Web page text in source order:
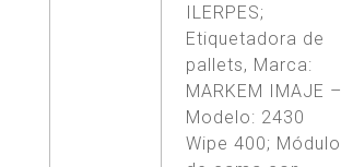
ILERPES;
Etiquetadora de
pallets, Marca:
MARKEM IMAJE –
Modelo: 2430
Wipe 400; Módulo